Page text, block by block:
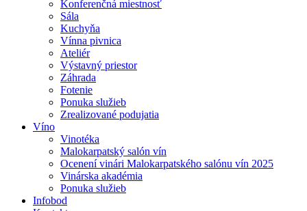
Konferenčná miestnosť
Sála
Kuchyňa
Vínna pivnica
Ateliér
Výstavný priestor
Záhrada
Fotenie
Ponuka služieb
Zrealizované podujatia
Víno
Vinotéka
Malokarpatský salón vín
Ocenení vinári Malokarpatského salónu vín 2025
Vinárska akadémia
Ponuka služieb
Infobod